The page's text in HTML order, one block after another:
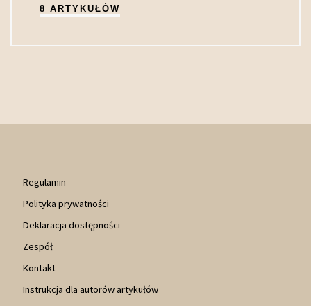
8 ARTYKUŁÓW
Regulamin
Polityka prywatności
Deklaracja dostępności
Zespół
Kontakt
Instrukcja dla autorów artykułów